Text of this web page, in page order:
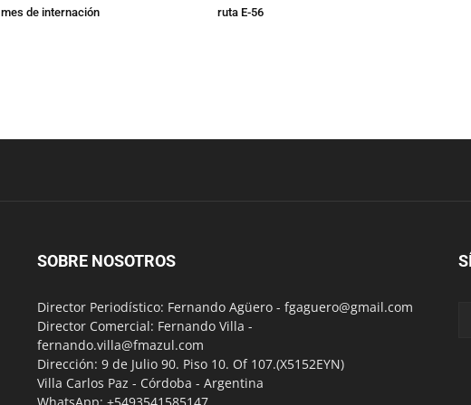
mes de internación
ruta E-56
SOBRE NOSOTROS
Director Periodístico: Fernando Agüero - fgaguero@gmail.com
Director Comercial: Fernando Villa -
fernando.villa@fmazul.com
Dirección: 9 de Julio 90. Piso 10. Of 107.(X5152EYN)
Villa Carlos Paz - Córdoba - Argentina